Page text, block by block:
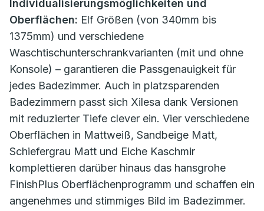
Individualisierungsmöglichkeiten und
Oberflächen: Elf Größen (von 340mm bis
1375mm) und verschiedene
Waschtischunterschrankvarianten (mit und ohne
Konsole) – garantieren die Passgenauigkeit für
jedes Badezimmer. Auch in platzsparenden
Badezimmern passt sich Xilesa dank Versionen
mit reduzierter Tiefe clever ein. Vier verschiedene
Oberflächen in Mattweiß, Sandbeige Matt,
Schiefergrau Matt und Eiche Kaschmir
komplettieren darüber hinaus das hansgrohe
FinishPlus Oberflächenprogramm und schaffen ein
angenehmes und stimmiges Bild im Badezimmer.